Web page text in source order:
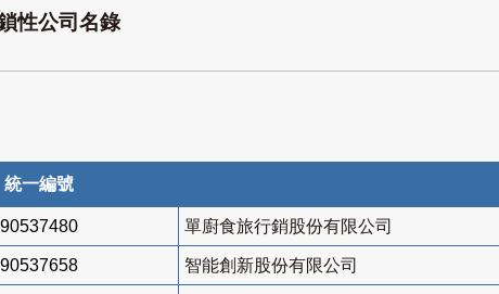
性公司名錄
統一編號
90537480 單廚食旅行銷股份有限公司
90537658 智能創新股份有限公司